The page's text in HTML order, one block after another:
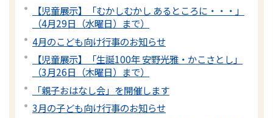
【児童展示】「むかしむかし あるところに・・・」
（4月29日（水曜日）まで）
4月のこども向け行事のお知らせ
【児童展示】「生誕100年 安野光雅・かこさとし」
（3月26日（木曜日）まで）
「親子おはなし会」を開催します
3月の子ども向け行事のお知らせ